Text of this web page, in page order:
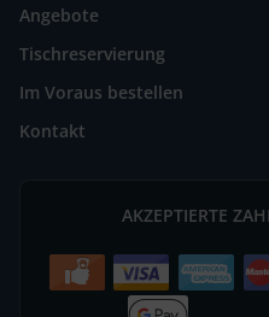
Angebote
Tischreservierung
Im Voraus bestellen
Kontakt
AKZEPTIERTE